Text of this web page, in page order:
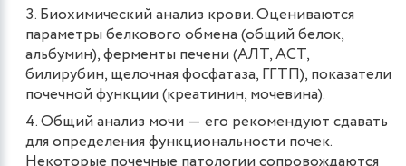
Биохимический анализ крови. Оцениваются
параметры белкового обмена (общий белок,
альбумин), ферменты печени (АЛТ, АСТ,
билирубин, щелочная фосфатаза, ГГТП), показатели
почечной функции (креатинин, мочевина).
Общий анализ мочи ― его рекомендуют сдавать
для определения функциональности почек.